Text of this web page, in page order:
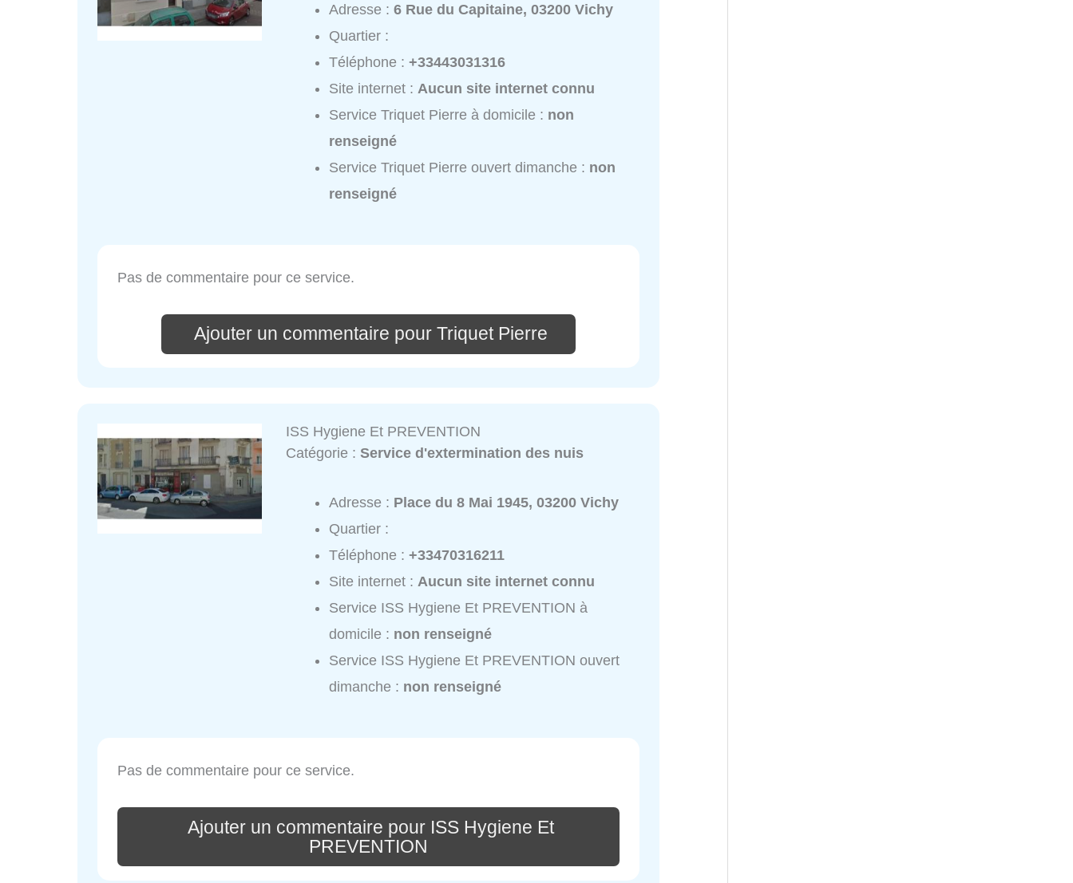
Adresse :6 Rue du Capitaine, 03200 Vichy
Quartier :
Téléphone :+33443031316
Site internet : Aucun site internet connu
Service Triquet Pierre à domicile : non
renseigné
Service Triquet Pierre ouvert dimanche : non
renseigné
Pas de commentaire pour ce service.
Ajouter un commentaire pour Triquet Pierre
ISS Hygiene Et PREVENTION
Catégorie :Service d'extermination des nuis
Adresse : Place du 8 Mai 1945, 03200 Vichy
Quartier :
Téléphone :+33470316211
Site internet :Aucun site internet connu
Service ISS Hygiene Et PREVENTION à
domicile : non renseigné
Service ISS Hygiene Et PREVENTION ouvert
dimanche : non renseigné
Pas de commentaire pour ce service.
Ajouter un commentaire pour ISS Hygiene Et
PREVENTION